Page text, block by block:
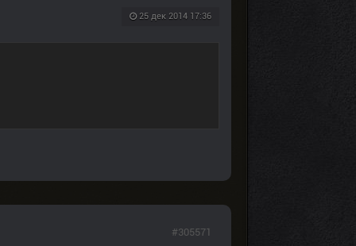
25 дек 2014 17:36
#305571